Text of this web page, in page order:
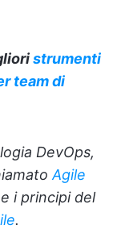
strumenti
team di
DevOps,
Agile
i principi del
.